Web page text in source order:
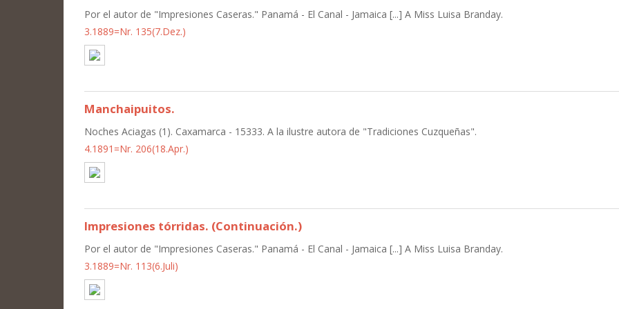
Por el autor de "Impresiones Caseras." Panamá - El Canal - Jamaica [...] A Miss Luisa Branday.
3.1889=Nr. 135(7.Dez.)
Manchaipuitos.
Noches Aciagas (1). Caxamarca - 15333. A la ilustre autora de "Tradiciones Cuzqueñas".
4.1891=Nr. 206(18.Apr.)
Impresiones tórridas. (Continuación.)
Por el autor de "Impresiones Caseras." Panamá - El Canal - Jamaica [...] A Miss Luisa Branday.
3.1889=Nr. 113(6.Juli)